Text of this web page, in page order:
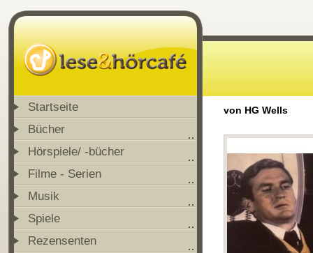
Startseite
Bücher
Hörspiele/ -bücher
Filme - Serien
Musik
Spiele
Rezensenten
von HG Wells